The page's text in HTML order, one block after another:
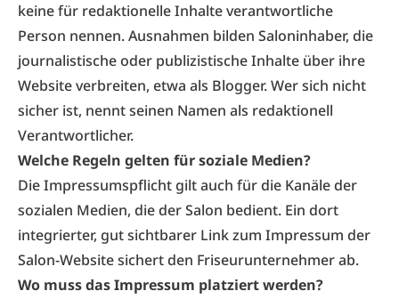
keine für redaktionelle Inhalte verantwortliche
Person nennen. Ausnahmen bilden Saloninhaber, die
journalistische oder publizistische Inhalte über ihre
Website verbreiten, etwa als Blogger. Wer sich nicht
sicher ist, nennt seinen Namen als redaktionell
Verantwortlicher.
Welche Regeln gelten für soziale Medien?
Die Impressumspflicht gilt auch für die Kanäle der
sozialen Medien, die der Salon bedient. Ein dort
integrierter, gut sichtbarer Link zum Impressum der
Salon-Website sichert den Friseurunternehmer ab.
Wo muss das Impressum platziert werden?